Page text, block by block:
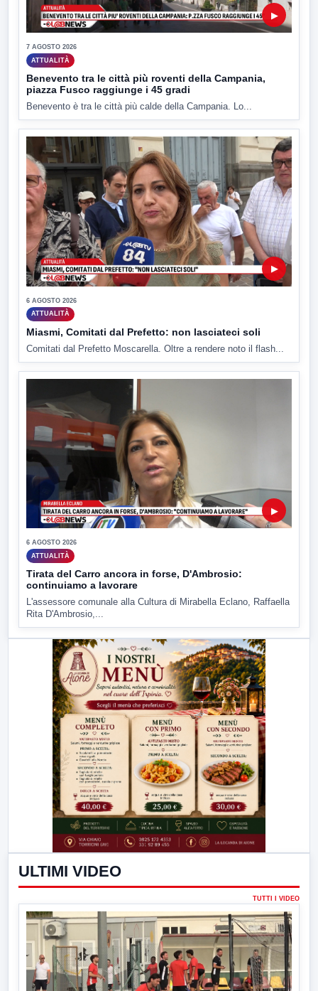
▶
7 AGOSTO 2026
ATTUALITÀ
Benevento tra le città più roventi della Campania,
piazza Fusco raggiunge i 45 gradi
Benevento è tra le città più calde della Campania. Lo...
▶
6 AGOSTO 2026
ATTUALITÀ
Miasmi, Comitati dal Prefetto: non lasciateci soli
Comitati dal Prefetto Moscarella. Oltre a rendere noto il flash...
▶
6 AGOSTO 2026
ATTUALITÀ
Tirata del Carro ancora in forse, D'Ambrosio:
continuiamo a lavorare
L'assessore comunale alla Cultura di Mirabella Eclano, Raffaella
Rita D'Ambrosio,...
ULTIMI VIDEO
TUTTI I VIDEO